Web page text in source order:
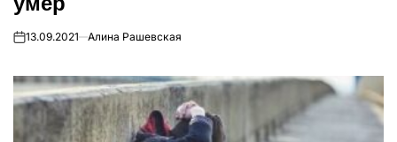
on13.09.2021 Алина Рашевская